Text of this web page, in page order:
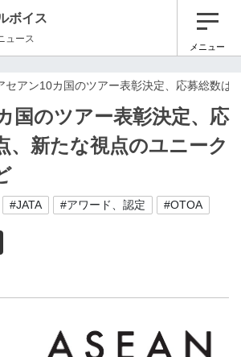
ボイス
ュース
メニュー
セアン10カ国のツアー表彰決定、応募総数は
国のツアー表彰決定、応
、新たな視点のユニーク
#JATA #アワード、認定 #OTOA